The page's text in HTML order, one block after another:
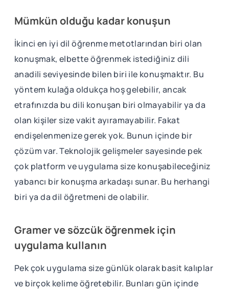
Mümkün olduğu kadar konuşun
İkinci en iyi dil öğrenme metotlarından biri olan
konuşmak, elbette öğrenmek istediğiniz dili
anadili seviyesinde bilen biri ile konuşmaktır. Bu
yöntem kulağa oldukça hoş gelebilir, ancak
etrafınızda bu dili konuşan biri olmayabilir ya da
olan kişiler size vakit ayıramayabilir. Fakat
endişelenmenize gerek yok. Bunun içinde bir
çözüm var. Teknolojik gelişmeler sayesinde pek
çok platform ve uygulama size konuşabileceğiniz
yabancı bir konuşma arkadaşı sunar. Bu herhangi
biri ya da dil öğretmeni de olabilir.
Gramer ve sözcük öğrenmek için
uygulama kullanın
Pek çok uygulama size günlük olarak basit kalıplar
ve birçok kelime öğretebilir. Bunları gün içinde